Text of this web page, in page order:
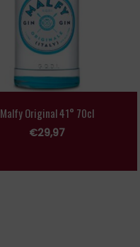
Malfy Original 41° 70cl
€29,97